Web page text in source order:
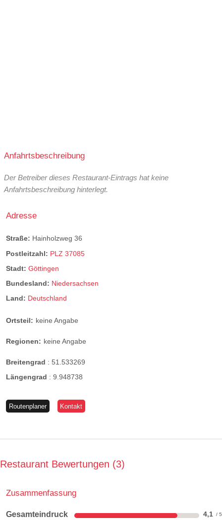
Anfahrtsbeschreibung
Der Betreiber dieses Restaurant-Eintrags hat keine
Anfahrtsbeschreibung hinterlegt.
Adresse
Straße: Hainholzweg 36
Postleitzahl: PLZ 37085
Stadt: Göttingen
Bundesland: Niedersachsen
Land: Deutschland
Ortsteil: keine Angabe
Regionen: keine Angabe
Breitengrad : 51.533269
Längengrad : 9.948738
Routenplaner Kontakt
Restaurant Bewertungen 3
Zusammenfassung
Gesamteindruck 4,1